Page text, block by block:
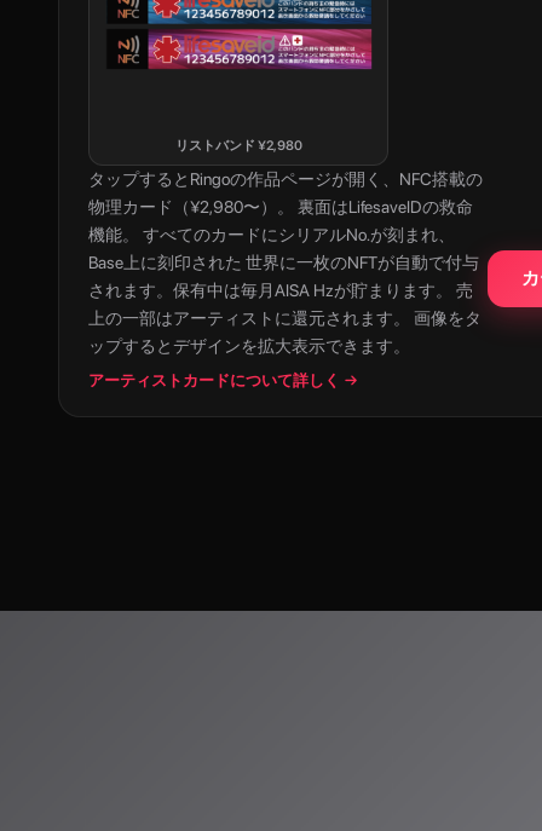
リストバンド ¥2,980
タップすると Ringoの作品ページが開く、NFC搭載の
物理カード（¥2,980〜）。 裏面はLifesaveIDの救命
機能。 すべてのカードにシリアルNo.が刻まれ、
Base上に刻印された 世界に一枚のNFTが自動で付与
されます。保有中は毎月AISA Hzが貯まります。 売
上の一部はアーティストに還元されます。 画像をタ
ップするとデザインを拡大表示できます。
アーティストカードについて詳しく →